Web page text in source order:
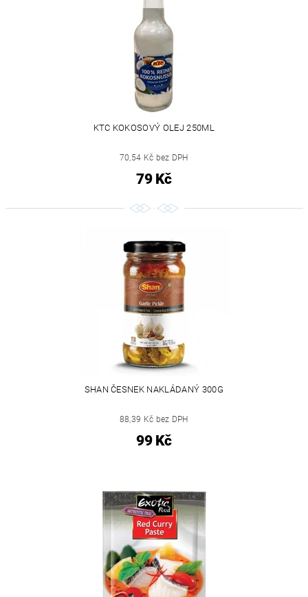
KTC KOKOSOVÝ OLEJ 250ML
70,54 Kč bez DPH
79 Kč
SHAN ČESNEK NAKLÁDANÝ 300G
88,39 Kč bez DPH
99 Kč